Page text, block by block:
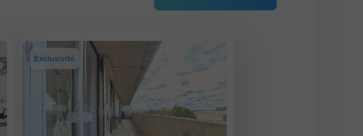
Exclusivité